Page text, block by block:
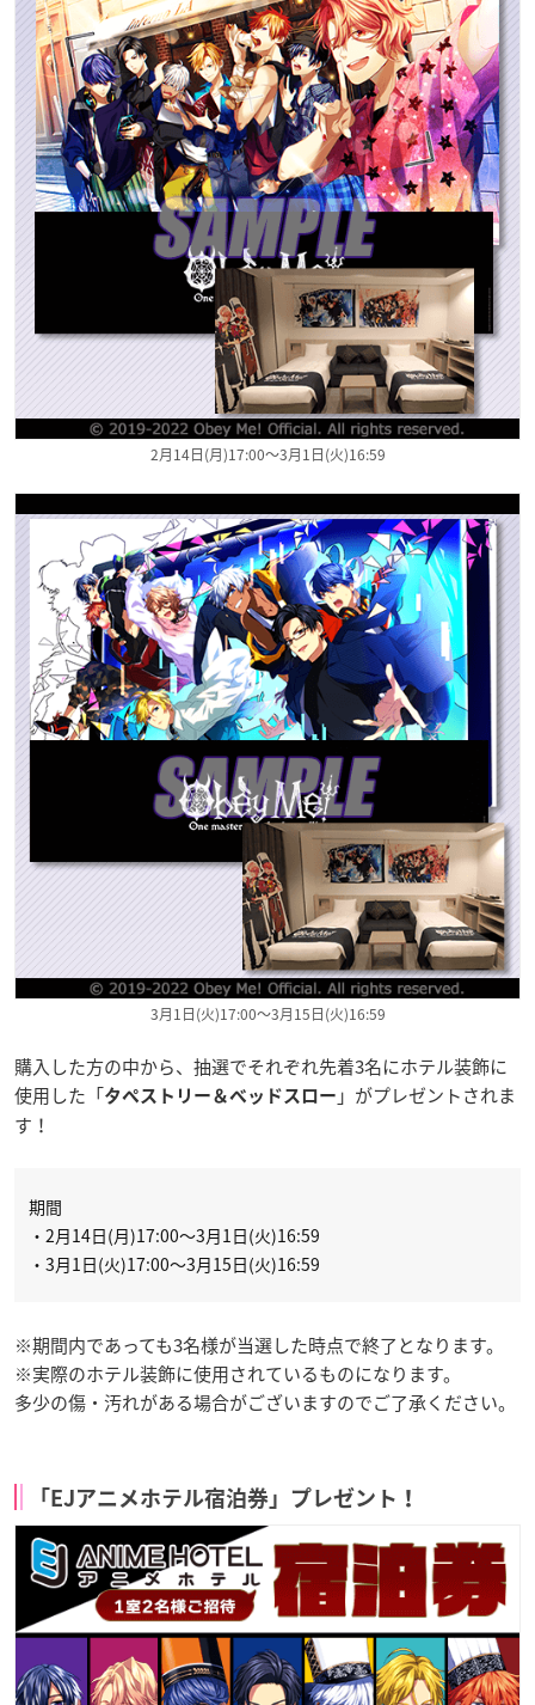
2月14日(月)17:00～3月1日(火)16:59
3月1日(火)17:00～3月15日(火)16:59
購入した方の中から、抽選でそれぞれ先着3名にホテル装飾に
使用した「タペストリー＆ベッドスロー 」がプレゼントされま
す！
期間
・2月14日(月)17:00～3月1日(火)16:59
・3月1日(火)17:00～3月15日(火)16:59
※期間内であっても3名様が当選した時点で終了となります。
※実際のホテル装飾に使用されているものになります。
多少の傷・汚れがある場合がございますのでご了承ください。
「EJアニメホテル宿泊券」プレゼント！